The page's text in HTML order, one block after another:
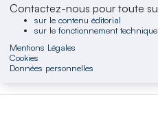
Contactez-nous pour toute
sur le contenu éditorial
sur le fonctionnement technique
Mentions Légales
Cookies
Données personnelles